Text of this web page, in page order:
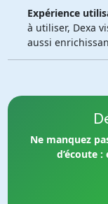
Expérience
à utiliser, Dexa
aussi
Ne manquez
d’écoute